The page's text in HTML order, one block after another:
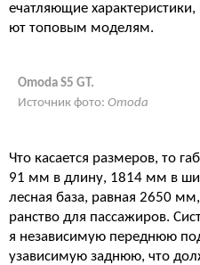
ечатляющие
ют топовым моделям.
Omoda S5 GT.
Источник фото: Omoda
Что касается размеров, то
91 мм в длину, 1814 мм в
лесная база, равная 2650
ранство для пассажиров.
я независимую переднюю
узависимую заднюю, что